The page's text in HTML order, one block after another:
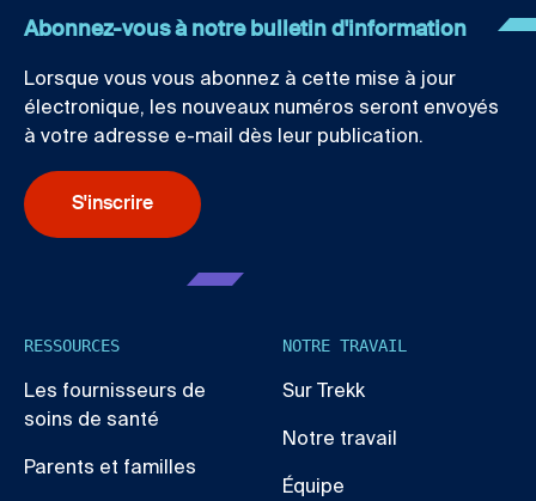
Abonnez-vous à notre bulletin d'information
Lorsque vous vous abonnez à cette mise à jour
électronique, les nouveaux numéros seront envoyés
à votre adresse e-mail dès leur publication.
S'inscrire
RESSOURCES
Les fournisseurs de
soins de santé
Parents et familles
NOTRE TRAVAIL
Sur Trekk
Notre travail
Équipe